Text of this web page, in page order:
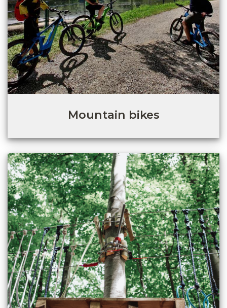
Mountain bikes